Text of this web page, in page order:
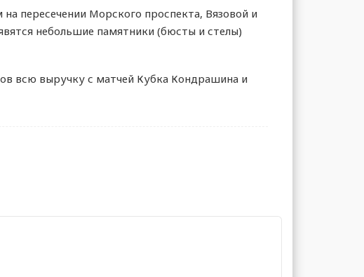
пересечении Морского проспекта, Вязовой и
небольшие памятники (бюсты и стелы)
всю выручку с матчей Кубка Кондрашина и